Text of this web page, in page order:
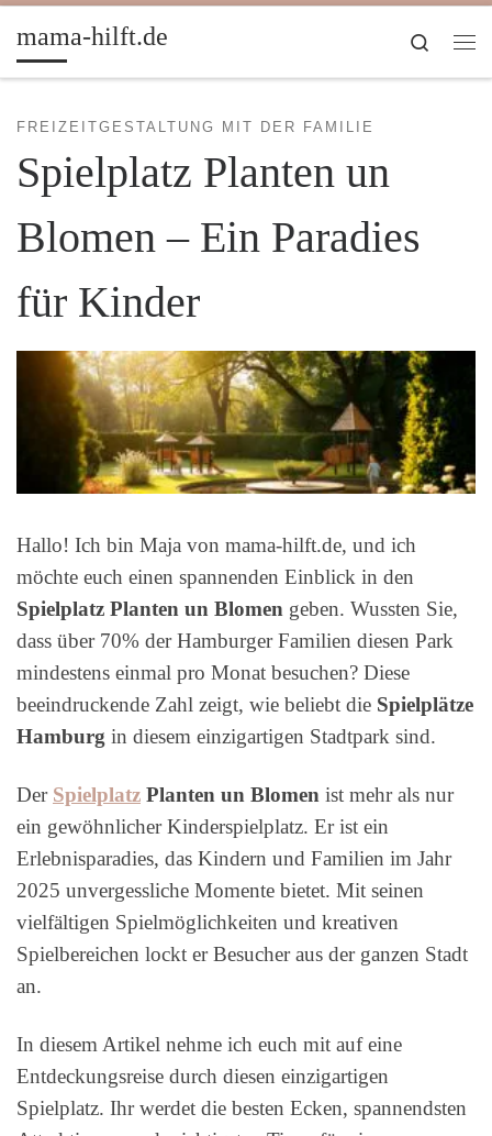
Zum Inhalt springen
mama-hilft.de
Search
FREIZEITGESTALTUNG MIT DER FAMILIE
Spielplatz Planten un
Blomen – Ein Paradies
für Kinder
Hallo! Ich bin Maja von mama-hilft.de, und ich
möchte euch einen spannenden Einblick in den
Spielplatz Planten un Blomen geben. Wussten Sie,
dass über 70% der Hamburger Familien diesen Park
mindestens einmal pro Monat besuchen? Diese
beeindruckende Zahl zeigt, wie beliebt die Spielplätze
Hamburg in diesem einzigartigen Stadtpark sind.
Der Spielplatz Planten un Blomen ist mehr als nur
ein gewöhnlicher Kinderspielplatz. Er ist ein
Erlebnisparadies, das Kindern und Familien im Jahr
2025 unvergessliche Momente bietet. Mit seinen
vielfältigen Spielmöglichkeiten und kreativen
Spielbereichen lockt er Besucher aus der ganzen Stadt
an.
In diesem Artikel nehme ich euch mit auf eine
Entdeckungsreise durch diesen einzigartigen
Spielplatz. Ihr werdet die besten Ecken, spannendsten